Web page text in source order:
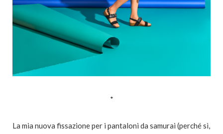
*
La mia nuova fissazione per i pantaloni da samurai (perché sì,